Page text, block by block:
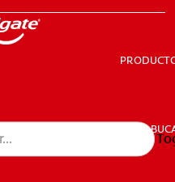
SALUD